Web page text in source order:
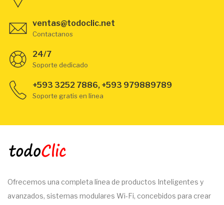
ventas@todoclic.net
Contactanos
24/7
Soporte dedicado
+593 3252 7886, +593 979889789
Soporte gratis en línea
Ofrecemos una completa línea de productos Inteligentes y
avanzados, sistemas modulares Wi-Fi, concebidos para crear